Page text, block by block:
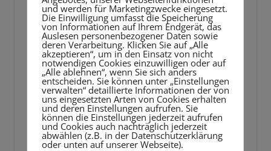
und werden für Marketingzwecke eingesetzt.
Die Einwilligung umfasst die Speicherung
von Informationen auf Ihrem Endgerät, das
Auslesen personenbezogener Daten sowie
deren Verarbeitung. Klicken Sie auf „Alle
akzeptieren“, um in den Einsatz von nicht
notwendigen Cookies einzuwilligen oder auf
„Alle ablehnen“, wenn Sie sich anders
entscheiden. Sie können unter „Einstellungen
verwalten“ detaillierte Informationen der von
uns eingesetzten Arten von Cookies erhalten
und deren Einstellungen aufrufen. Sie
können die Einstellungen jederzeit aufrufen
und Cookies auch nachträglich jederzeit
abwählen (z.B. in der Datenschutzerklärung
oder unten auf unserer Webseite).